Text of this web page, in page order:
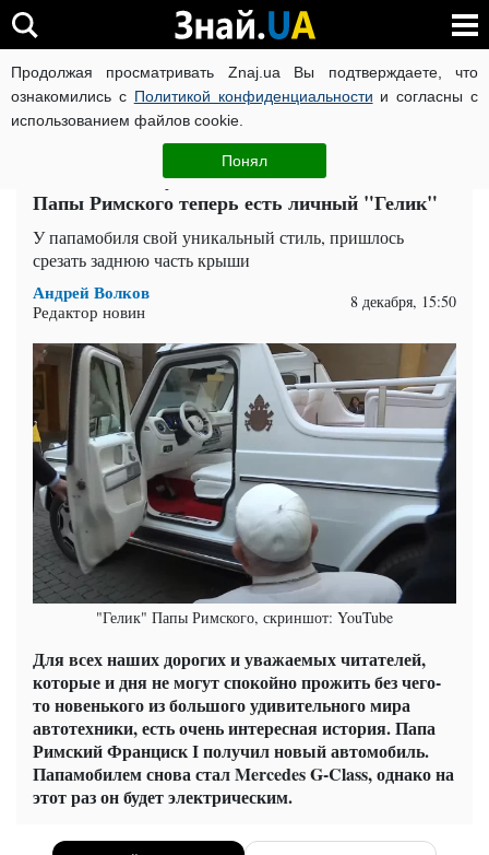
Продолжая просматривать Znaj.ua Вы подтверждаете, что
ознакомились с Политикой конфиденциальности и согласны с
использованием файлов cookie.
Понял
ВОЙНА РОССИИ ПРОТИВ УКРАИНЫ КОРОНАВИРУС В
Auto.Знай ЧИТАТИ УКРАЇНСЬКОЮ
Позавидовал иудам из московских попов? У
Папы Римского теперь есть личный "Гелик"
У папамобиля свой уникальный стиль, пришлось
срезать заднюю часть крыши
Андрей Волков
Редактор новин 8 декабря, 15:50
"Гелик" Папы Римского, скриншот: YouTube
Для всех наших дорогих и уважаемых читателей,
которые и дня не могут спокойно прожить без чего-
то новенького из большого удивительного мира
автотехники, есть очень интересная история. Папа
Римский Франциск І получил новый автомобиль.
Папамобилем снова стал Mercedes G-Class, однако на
этот раз он будет электрическим.